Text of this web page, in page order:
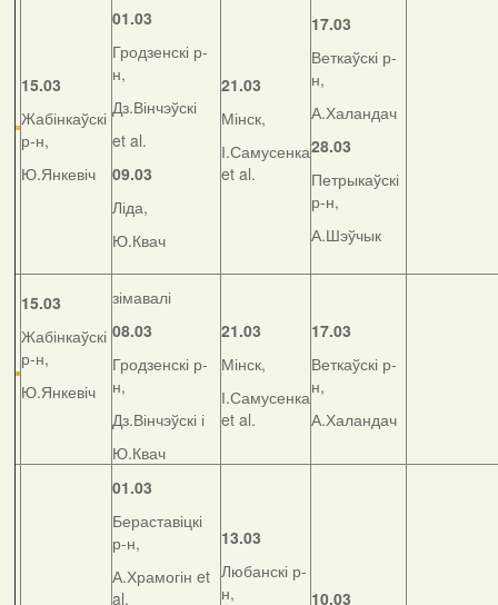
15.03
Жабінкаўскі
р-н,
Ю.Янкевіч
01.03
Гродзенскі р-
н,
Дз.Вінчэўскі
et al.
09.03
Ліда,
Ю.Квач
21.03
Мінск,
І.Самусенка
et al.
17.03
Веткаўскі р-
н,
А.Халандач
28.03
Петрыкаўскі
р-н,
А.Шэўчык
15.03
Жабінкаўскі
р-н,
Ю.Янкевіч
зімавалі
08.03
Гродзенскі р-
н,
Дз.Вінчэўскі і
Ю.Квач
21.03
Мінск,
І.Самусенка
et al.
17.03
Веткаўскі р-
н,
А.Халандач
01.03
Бераставіцкі
р-н,
А.Храмогін et
al.
13.03
Любанскі р-
н,
10.03